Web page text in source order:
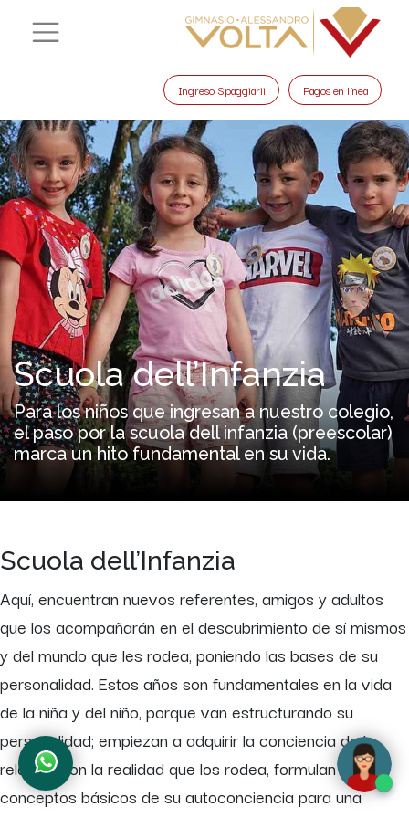
Ingreso Spaggiarii Pagos en línea
Scuola dell’Infanzia
Para los niños que ingresan a nuestro colegio,
el paso por la scuola dell infanzia (preescolar)
marca un hito fundamental en su vida.
Scuola dell’Infanzia
Aquí, encuentran nuevos referentes, amigos y adultos
que los acompañarán en el descubrimiento de sí mismos
y del mundo que les rodea, poniendo las bases de su
personalidad. Estos años son fundamentales en la vida
de la niña y del niño, porque van estructurando su
personalidad; empiezan a adquirir la conciencia de la
relación con la realidad que los rodea, formulan los
conceptos básicos de su autoconciencia para una